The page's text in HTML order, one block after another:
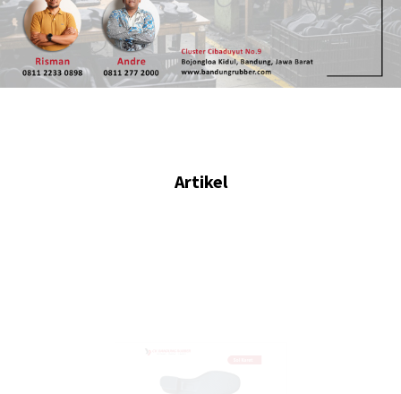
Artikel